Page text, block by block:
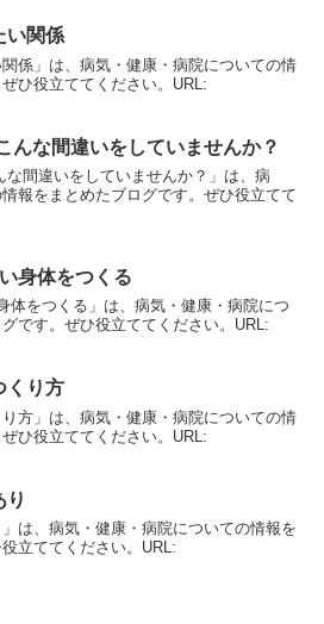
い関係
関係」は、病気・健康・病院についての情
ひ役立ててください。URL:
んな間違いをしていませんか？
な間違いをしていませんか？」は、病
報をまとめたブログです。ぜひ役立てて
身体をつくる
体をつくる」は、病気・健康・病院につ
です。ぜひ役立ててください。URL:
くり方
り方」は、病気・健康・病院についての情
ひ役立ててください。URL:
り
」は、病気・健康・病院についての情報を
立ててください。URL: